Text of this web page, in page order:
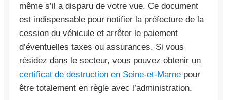
même s’il a disparu de votre vue. Ce document
est indispensable pour notifier la préfecture de la
cession du véhicule et arrêter le paiement
d’éventuelles taxes ou assurances. Si vous
résidez dans le secteur, vous pouvez obtenir un
certificat de destruction en Seine-et-Marne pour
être totalement en règle avec l’administration.